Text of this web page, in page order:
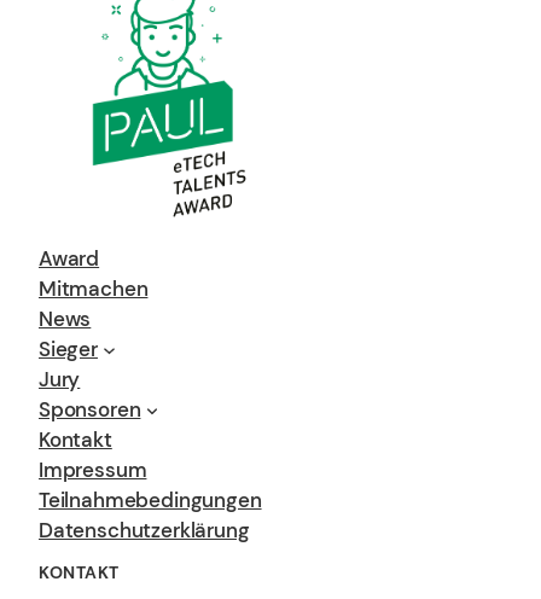
Award
Mitmachen
News
Sieger
Jury
Sponsoren
Kontakt
Impressum
Teilnahmebedingungen
Datenschutzerklärung
KONTAKT